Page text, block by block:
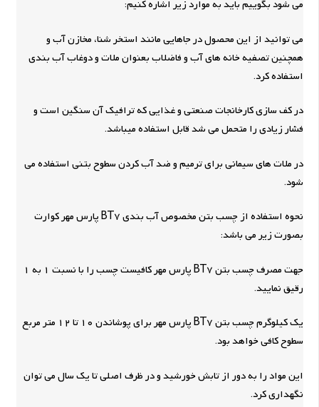
می شود بگوییم باید به موارد زیر اشاره کنیم:
می توانید از این محصول در جاهایی مانند استخر شنا، مخازن آب و
همچنین تصفیه خانه های آب و فاضلاب بعنوان ملات و دوغاب آب بندی
استفاده کرد.
در کف سازی کارخانجات صنعتی و غذایی که ترافیک آن سنگین است و
فشار زیادی را متحمل می شد قابل استفاده میباشد.
در ملات های سیمانی برای ترمیم و ضد آب کردن سطوح بتنی استفاده می
شود.
نحوه استفاده از چسب بتن مخصوص آب بندی BT7 پارس مهر کوارت
بصورت زیر می باشد:
جهت مصرف چسب بتن BT7 پارس مهر کافیست چسب را با نسبت 1 به 1
رقیق نمایید.
یک کیلوگرم چسب بتن BT7 پارس مهر برای پوشاندن 10 تا 12 متر مربع
سطوح کافی خواهد بود.
این مواد را به دور از تابش خورشید و در ظرف اصلی تا یک سال می توان
نگهداری کرد.